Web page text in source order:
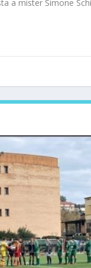
a mister Simone